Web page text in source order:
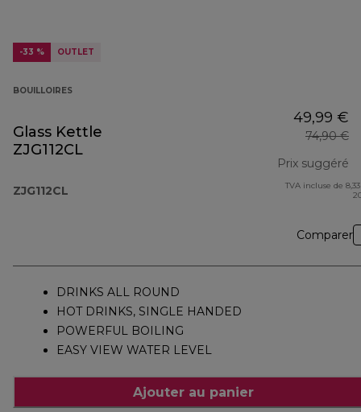
-33 % OUTLET
BOUILLOIRES
Glass Kettle
ZJG112CL
ZJG112CL
49,99 €
74,90 €
Prix suggéré
TVA incluse de
Comparer
DRINKS ALL ROUND
HOT DRINKS, SINGLE HANDED
POWERFUL BOILING
EASY VIEW WATER LEVEL
Ajouter au panier